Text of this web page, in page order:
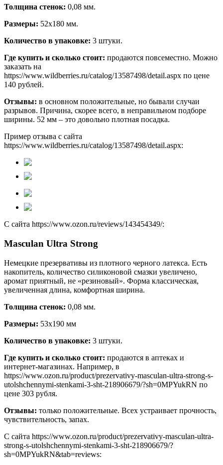
Толщина стенок: 0,08 мм.
Размеры: 52х180 мм.
Количество в упаковке: 3 штуки.
Где купить и сколько стоит: продаются повсеместно. Можно
заказать на
https://www.wildberries.ru/catalog/13587498/detail.aspx по цене
140 рублей.
Отзывы: в основном положительные, но бывали случаи
разрывов. Причина, скорее всего, в неправильном подборе
ширины. 52 мм – это довольно плотная посадка.
Пример отзыва с сайта
https://www.wildberries.ru/catalog/13587498/detail.aspx:
С сайта https://www.ozon.ru/reviews/143454349/:
Masculan Ultra Strong
Немецкие презервативы из плотного черного латекса. Есть
накопитель, количество силиконовой смазки увеличено,
аромат приятный, не «резиновый». Форма классическая,
увеличенная длина, комфортная ширина.
Толщина стенок: 0,08 мм.
Размеры: 53х190 мм
Количество в упаковке: 3 штуки.
Где купить и сколько стоит: продаются в аптеках и
интернет-магазинах. Например, в
https://www.ozon.ru/product/prezervativy-masculan-ultra-strong-s-
utolshchennymi-stenkami-3-sht-218906679/?sh=0MPYukRN по
цене 303 рубля.
Отзывы: только положительные. Всех устраивает прочность,
чувствительность, запах.
С сайта https://www.ozon.ru/product/prezervativy-masculan-ultra-
strong-s-utolshchennymi-stenkami-3-sht-218906679/?
sh=0MPYukRN&tab=reviews: